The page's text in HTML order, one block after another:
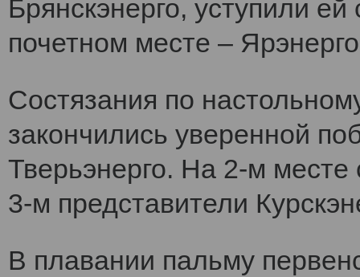
Брянскэнерго, уступили
почетном месте –
Состязания по
закончились уверенной
Тверьэнерго. На 2-м
3-м представители
В плавании пальму